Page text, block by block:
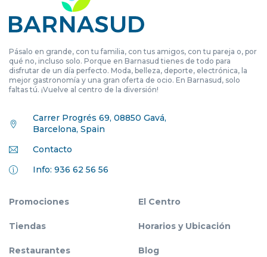
Pásalo en grande, con tu familia, con tus amigos, con tu pareja o, por
qué no, incluso solo. Porque en Barnasud tienes de todo para
disfrutar de un día perfecto. Moda, belleza, deporte, electrónica, la
mejor gastronomía y una gran oferta de ocio. En Barnasud, solo
faltas tú. ¡Vuelve al centro de la diversión!
Carrer Progrés 69, 08850 Gavá,
Barcelona, Spain
Contacto
Info: 936 62 56 56
Promociones
Tiendas
Restaurantes
El Centro
Horarios y Ubicación
Blog